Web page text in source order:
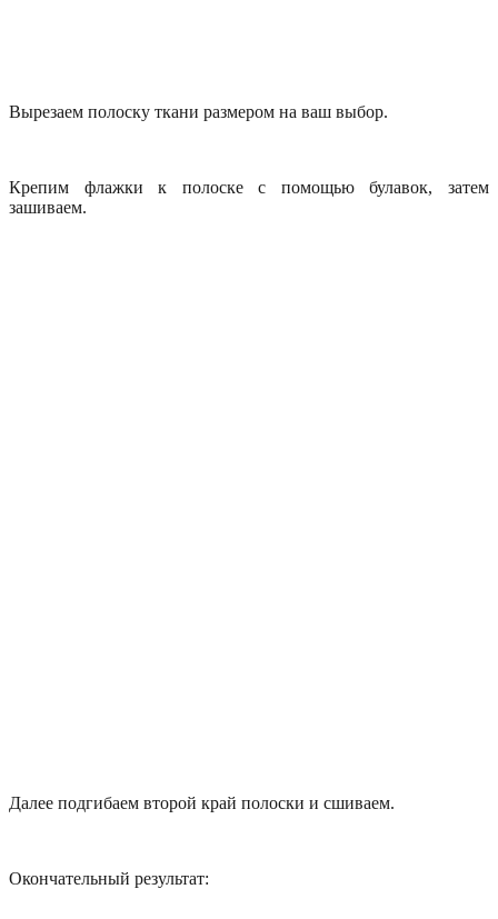
Вырезаем полоску ткани размером на ваш выбор.
Крепим флажки к полоске с помощью булавок, затем
зашиваем.
Далее подгибаем второй край полоски и сшиваем.
Окончательный результат: